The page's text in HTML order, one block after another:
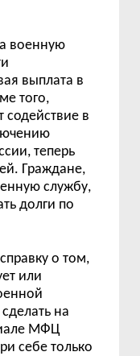
военную
выплата в
того,
в
теперь
Граждане,
службу,
долги по
о том,
или
на
МФЦ
себе только